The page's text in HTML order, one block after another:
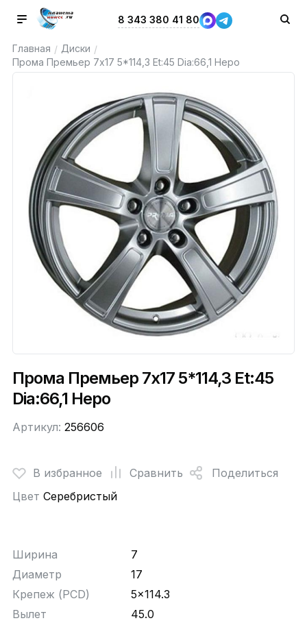
8 343 380 41 80
Главная / Диски /
Прома Премьер 7x17 5*114,3 Et:45 Dia:66,1 Неро
Прома Премьер 7x17 5*114,3 Et:45
Dia:66,1 Неро
Артикул: 256606
В избранное Сравнить
Поделиться
Цвет Серебристый
Ширина
7
Диаметр
17
Крепеж (PCD)
5x114.3
Вылет
45.0